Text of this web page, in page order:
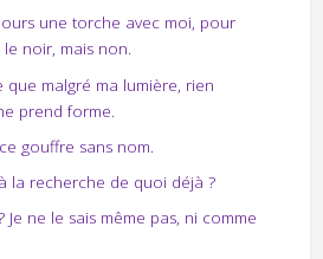
une torche avec moi, pour
noir, mais non.
que malgré ma lumière, rien
prend forme.
gouffre sans nom.
la recherche de quoi déjà ?
Je ne le sais même pas, ni comme